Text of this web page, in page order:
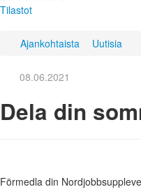
Tilastot
Ajankohtaista Uutisia
08.06.2021
Dela din
Förmedla din